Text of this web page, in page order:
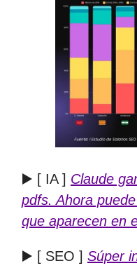
▶️ [ IA ] Claude
pdfs. Ahora
que aparecen en
▶️ [ SEO ] Súper